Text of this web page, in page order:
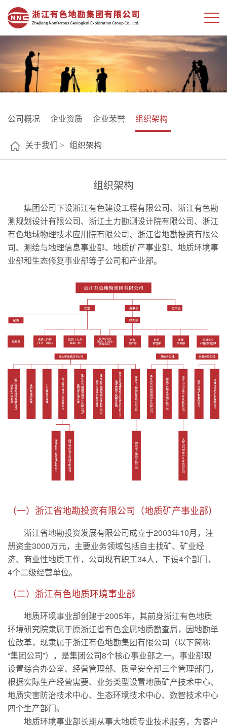
公司概况 企业资质 企业荣誉 组织架构
关于我们 > 组织架构
组织架构
集团公司下设浙江有色建设工程有限公司、浙江有色勘
测规划设计有限公司、浙江土力勘测设计院有限公司、浙江
有色地球物理技术应用院有限公司、浙江省地勘投资有限公
司、测绘与地理信息事业部、地质矿产事业部、地质环境事
业部和生态修复事业部等子公司和产业部。
（一）浙江省地勘投资有限公司（地质矿产事业部）
浙江省地勘投资发展有限公司成立于2003年10月，注
册资金3000万元，主要业务领域包括自主找矿、矿业经
济、商业性地质工作，公司现有职工34人，下设4个部门，
4个二级经营单位。
（二）浙江有色地质环境事业部
地质环境事业部创建于2005年，其前身浙江有色地质
环境研究院隶属于原浙江省有色金属地质勘查局，因地勘单
位改革，现隶属于浙江有色地勘集团有限公司（以下简称
“集团公司”），是集团公司8个核心事业部之一。事业部现
设置综合办公室、经营管理部、质量安全部三个管理部门，
根据实际生产经营需要、业务类型设置地质矿产技术中心、
地质灾害防治技术中心、生态环境技术中心、数智技术中心
四个生产部门。
地质环境事业部长期从事大地质专业技术服务，为客户